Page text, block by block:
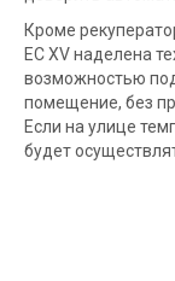
Кроме
EC XV наделена
возможностью
помещение, без
Если на улице
будет